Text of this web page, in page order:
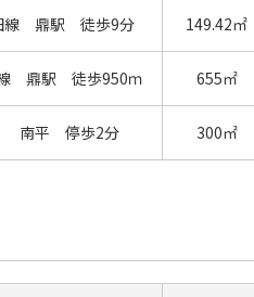
線 鼎駅 徒歩9分 149.42㎡
鼎駅 徒歩950ｍ 655㎡
平 停歩2分 300㎡